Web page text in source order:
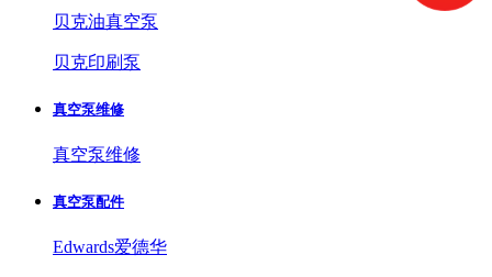
贝克油真空泵
贝克印刷泵
真空泵维修
真空泵维修
真空泵配件
Edwards爱德华